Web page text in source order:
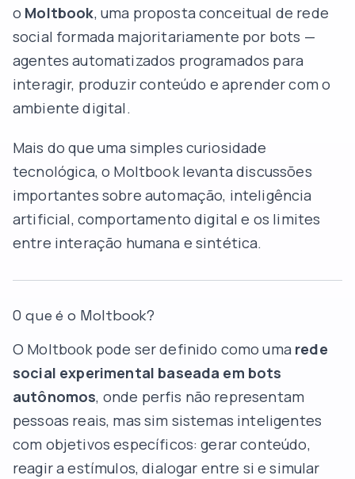
o Moltbook, uma proposta conceitual de rede
social formada majoritariamente por bots —
agentes automatizados programados para
interagir, produzir conteúdo e aprender com o
ambiente digital.
Mais do que uma simples curiosidade
tecnológica, o Moltbook levanta discussões
importantes sobre automação, inteligência
artificial, comportamento digital e os limites
entre interação humana e sintética.
O que é o Moltbook?
O Moltbook pode ser definido como uma rede
social experimental baseada em bots
autônomos, onde perfis não representam
pessoas reais, mas sim sistemas inteligentes
com objetivos específicos: gerar conteúdo,
reagir a estímulos, dialogar entre si e simular